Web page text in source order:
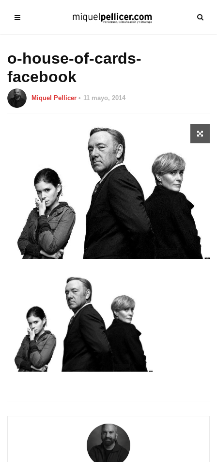
o-house-of-cards-
facebook
Miquel Pellicer 11 mayo, 2014